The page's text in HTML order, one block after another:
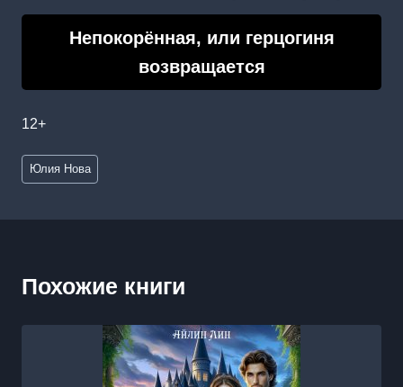
Непокорённая, или герцогиня
возвращается
12+
Метки
записи:
Юлия Нова
Похожие книги